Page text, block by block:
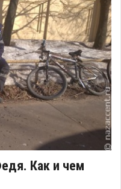
Как и чем